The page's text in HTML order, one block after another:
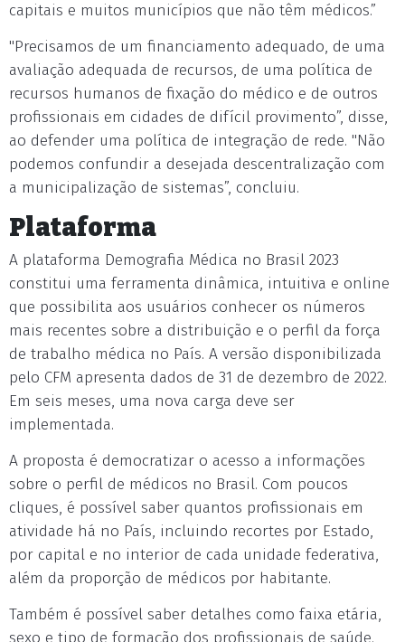
capitais e muitos municípios que não têm médicos.”
"Precisamos de um financiamento adequado, de uma
avaliação adequada de recursos, de uma política de
recursos humanos de fixação do médico e de outros
profissionais em cidades de difícil provimento”, disse,
ao defender uma política de integração de rede. "Não
podemos confundir a desejada descentralização com
a municipalização de sistemas”, concluiu.
Plataforma
A plataforma Demografia Médica no Brasil 2023
constitui uma ferramenta dinâmica, intuitiva e online
que possibilita aos usuários conhecer os números
mais recentes sobre a distribuição e o perfil da força
de trabalho médica no País. A versão disponibilizada
pelo CFM apresenta dados de 31 de dezembro de 2022.
Em seis meses, uma nova carga deve ser
implementada.
A proposta é democratizar o acesso a informações
sobre o perfil de médicos no Brasil. Com poucos
cliques, é possível saber quantos profissionais em
atividade há no País, incluindo recortes por Estado,
por capital e no interior de cada unidade federativa,
além da proporção de médicos por habitante.
Também é possível saber detalhes como faixa etária,
sexo e tipo de formação dos profissionais de saúde.